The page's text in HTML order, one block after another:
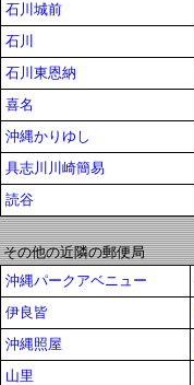
石川城前
石川
石川東恩納
喜名
沖縄かりゆし
具志川川崎簡易
読谷
その他の近隣の郵便局
沖縄パークアベニュー
伊良皆
沖縄照屋
山里